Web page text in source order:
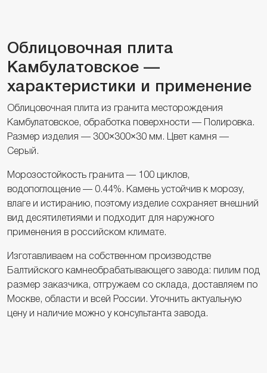
Облицовочная плита
Камбулатовское —
характеристики и применение
Облицовочная плита из гранита месторождения
Камбулатовское, обработка поверхности — Полировка.
Размер изделия — 300×300×30 мм. Цвет камня —
Серый.
Морозостойкость гранита — 100 циклов,
водопоглощение — 0.44%. Камень устойчив к морозу,
влаге и истиранию, поэтому изделие сохраняет внешний
вид десятилетиями и подходит для наружного
применения в российском климате.
Изготавливаем на собственном производстве
Балтийского камнеобрабатывающего завода: пилим под
размер заказчика, отгружаем со склада, доставляем по
Москве, области и всей России. Уточнить актуальную
цену и наличие можно у консультанта завода.